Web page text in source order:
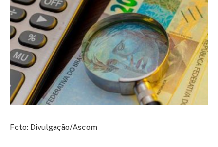
Foto: Divulgação/Ascom